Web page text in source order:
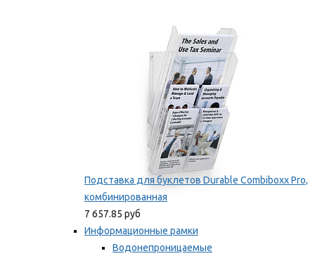
Подставка для буклетов Durable Combiboxx Pro,
комбинированная
7 657.85 руб
Информационные рамки
Водонепроницаемые